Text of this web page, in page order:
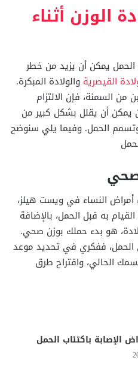
الوزن أثناء
الحمل يمكن أن يزيد من خطر
القيصرية والولادة المبكرة.
من السمنة، فإن الالتزام
يمكن أن يقلل بشكل كبير من
الحمل. وفيما يلي سنوضح
صحي
أمراض النساء في ويست هيلز،
به قبل الحمل، بالإضافة
هو بدء حملك بوزن صحي.
الحمل، ففكري في تحديد موعد
الحالي، واقتراح طرق
الإصابة باكتئاب الحمل